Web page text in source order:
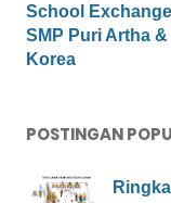
School
SMP Puri Artha
Korea
POSTINGAN